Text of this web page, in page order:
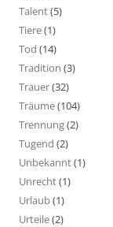
Talent(5)
Tiere(1)
Tod (14)
Tradition (3)
Trauer(32)
Träume(104)
Trennung(2)
Tugend (2)
Unbekannt(1)
Unrecht(1)
Urlaub(1)
Urteile(2)